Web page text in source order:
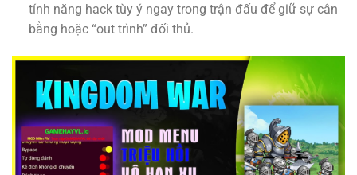
tính năng hack tùy ý ngay trong trận đấu để giữ sự cân
bằng hoặc “out trình” đối thủ.